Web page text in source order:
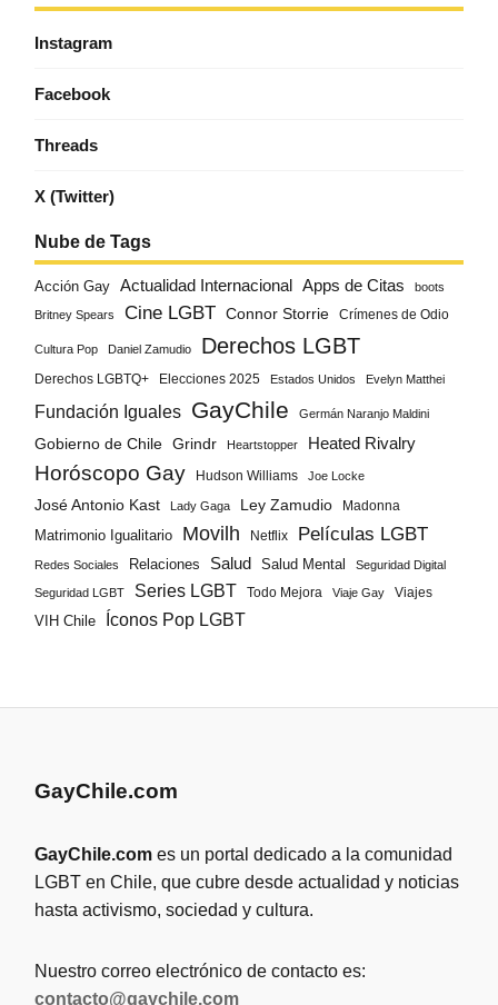
Instagram
Facebook
Threads
X (Twitter)
Nube de Tags
Acción Gay Actualidad Internacional Apps de Citas boots
Britney Spears Cine LGBT Connor Storrie Crímenes de Odio
Cultura Pop Daniel Zamudio Derechos LGBT
Derechos LGBTQ+ Elecciones 2025 Estados Unidos Evelyn Matthei
Fundación Iguales GayChile Germán Naranjo Maldini
Gobierno de Chile Grindr Heartstopper Heated Rivalry
Horóscopo Gay Hudson Williams Joe Locke
José Antonio Kast Lady Gaga Ley Zamudio Madonna
Matrimonio Igualitario Movilh Netflix Películas LGBT
Redes Sociales Relaciones Salud Salud Mental Seguridad Digital
Seguridad LGBT Series LGBT Todo Mejora Viaje Gay
Viajes
VIH Chile
Íconos Pop LGBT
GayChile.com
GayChile.com es un portal dedicado a la comunidad
LGBT en Chile, que cubre desde actualidad y noticias
hasta activismo, sociedad y cultura.
Nuestro correo electrónico de contacto es:
contacto@gaychile.com